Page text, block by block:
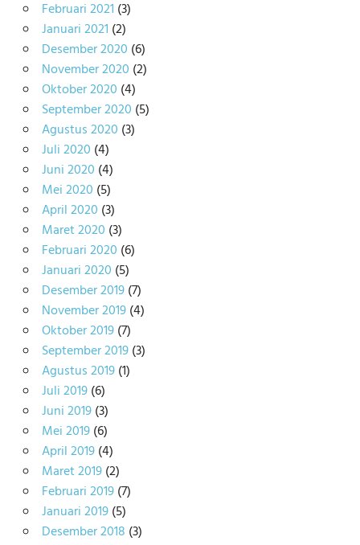
Februari 2021 (3)
Januari 2021 (2)
Desember 2020 (6)
November 2020 (2)
Oktober 2020 (4)
September 2020 (5)
Agustus 2020 (3)
Juli 2020 (4)
Juni 2020 (4)
Mei 2020 (5)
April 2020 (3)
Maret 2020 (3)
Februari 2020 (6)
Januari 2020 (5)
Desember 2019(7)
November 2019(4)
Oktober 2019(7)
September 2019(3)
Agustus 2019(1)
Juli 2019(6)
Juni 2019(3)
Mei 2019(6)
April 2019(4)
Maret 2019(2)
Februari 2019(7)
Januari 2019(5)
Desember 2018 (3)